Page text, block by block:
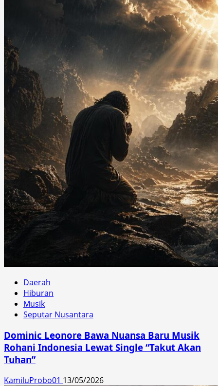
Daerah
Hiburan
Musik
Seputar Nusantara
Dominic Leonore Bawa Nuansa Baru Musik
Rohani Indonesia Lewat Single “Takut Akan
Tuhan”
KamiluProbo01 13/05/2026